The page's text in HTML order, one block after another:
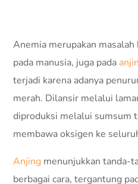
Anemia merupakan
pada manusia, juga pada
terjadi karena adanya
merah. Dilansir melalui
diproduksi melalui sumsum
membawa oksigen ke
Anjing menunjukkan tanda-
berbagai cara, tergantung